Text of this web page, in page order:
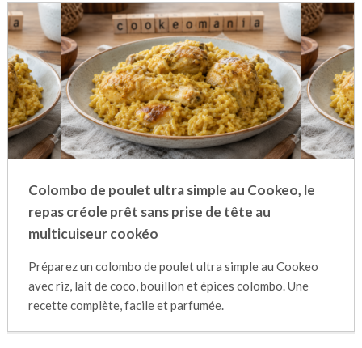
Colombo de poulet ultra simple au Cookeo, le
repas créole prêt sans prise de tête au
multicuiseur cookéo
Préparez un colombo de poulet ultra simple au Cookeo
avec riz, lait de coco, bouillon et épices colombo. Une
recette complète, facile et parfumée.